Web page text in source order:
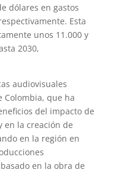
dólares en gastos
Esta
unos 11.000 y
2030,
audiovisuales
Colombia, que ha
del impacto de
en la creación de
en la región en
en la obra de